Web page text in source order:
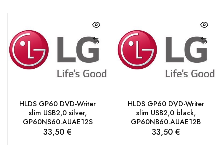
HLDS GP60 DVD-Writer
slim USB2,0 silver,
GP60NS60.AUAE12S
33,50€
HLDS GP60 DVD-Writer
slim USB2,0 black,
GP60NB60.AUAE12B
33,50 €